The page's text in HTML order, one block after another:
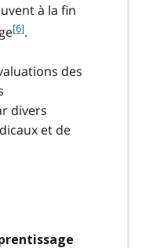
à la fin
f
t
o
t
[6].
des
divers
et de